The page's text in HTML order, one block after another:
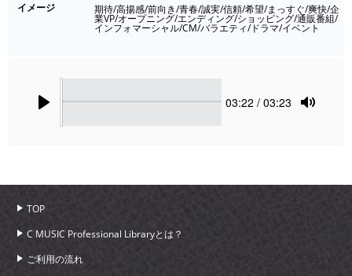
イメージ
期待/高揚感/前向き/青春/誠実/信頼/希望/まっすぐ/爽快/企
業VP/オープニング/エンディング/ショッピング/通販番組/
インフォマーシャル/CM/バラエティ/ドラマ/イベント
Current
03:22 / 03:23
TOP
C MUSIC Professional Libraryとは？
ご利用の流れ